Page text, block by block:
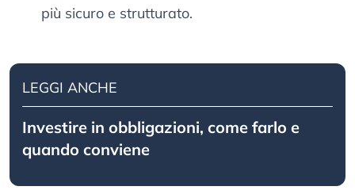
più sicuro e strutturato.
LEGGI ANCHE
Investire in obbligazioni, come farlo e
quando conviene